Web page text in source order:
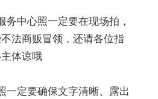
务中心照一定要在现场拍，
法商贩冒领，还请各位指
体谅哦
一定要确保文字清晰、露出